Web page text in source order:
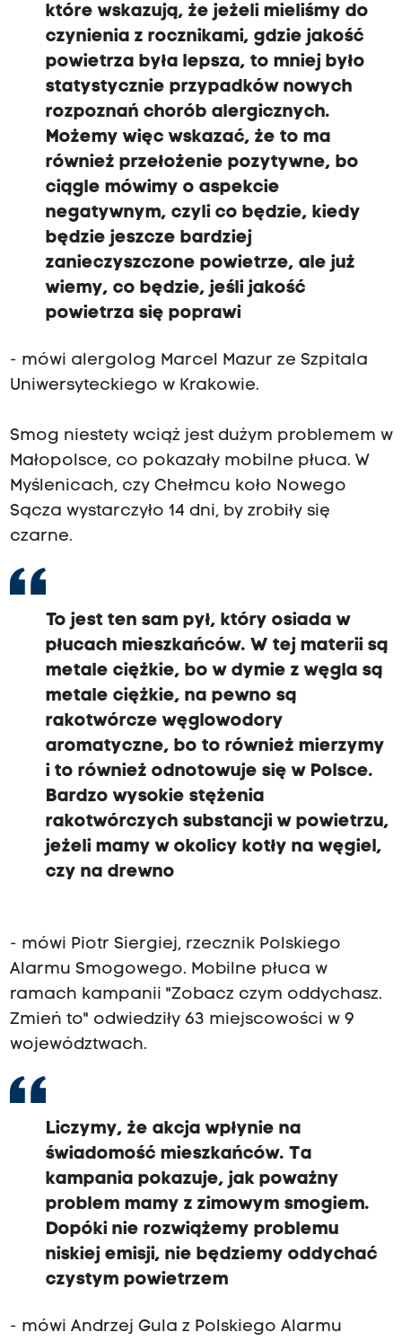
które wskazują, że jeżeli mieliśmy do
czynienia z rocznikami, gdzie jakość
powietrza była lepsza, to mniej było
statystycznie przypadków nowych
rozpoznań chorób alergicznych.
Możemy więc wskazać, że to ma
również przełożenie pozytywne, bo
ciągle mówimy o aspekcie
negatywnym, czyli co będzie, kiedy
będzie jeszcze bardziej
zanieczyszczone powietrze, ale już
wiemy, co będzie, jeśli jakość
powietrza się poprawi
- mówi alergolog Marcel Mazur ze Szpitala
Uniwersyteckiego w Krakowie.
Smog niestety wciąż jest dużym problemem w
Małopolsce, co pokazały mobilne płuca. W
Myślenicach, czy Chełmcu koło Nowego
Sącza wystarczyło 14 dni, by zrobiły się
czarne.
To jest ten sam pył, który osiada w
płucach mieszkańców. W tej materii są
metale ciężkie, bo w dymie z węgla są
metale ciężkie, na pewno są
rakotwórcze węglowodory
aromatyczne, bo to również mierzymy
i to również odnotowuje się w Polsce.
Bardzo wysokie stężenia
rakotwórczych substancji w powietrzu,
jeżeli mamy w okolicy kotły na węgiel,
czy na drewno
- mówi Piotr Siergiej, rzecznik Polskiego
Alarmu Smogowego. Mobilne płuca w
ramach kampanii "Zobacz czym oddychasz.
Zmień to" odwiedziły 63 miejscowości w 9
województwach.
Liczymy, że akcja wpłynie na
świadomość mieszkańców. Ta
kampania pokazuje, jak poważny
problem mamy z zimowym smogiem.
Dopóki nie rozwiążemy problemu
niskiej emisji, nie będziemy oddychać
czystym powietrzem
- mówi Andrzej Gula z Polskiego Alarmu